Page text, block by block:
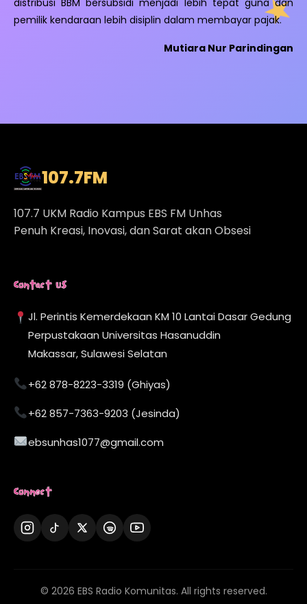
pemilik kendaraan lebih disiplin dalam membayar pajak.
Mutiara Nur Parindingan
107.7FM
107.7 UKM Radio Kampus EBS FM Unhas
Penuh Kreasi, Inovasi, dan Sarat akan Obsesi
Contact Us
Jl. Perintis Kemerdekaan KM 10 Lantai Dasar Gedung
Perpustakaan Universitas Hasanuddin
Makassar, Sulawesi Selatan
+62 878-8223-3319 (Ghiyas)
+62 857-7363-9203 (Jesinda)
ebsunhas1077@gmail.com
Connect
© 2026 EBS Radio Komunitas. All rights reserved.